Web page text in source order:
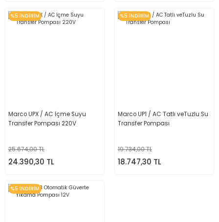
%5 İNDİRİM
Marco UPX / AC İçme Suyu
Transfer Pompası 220V
25.674,00 TL
24.390,30 TL
%5 İNDİRİM
Marco UP1 / AC Tatlı veTuzlu Su
Transfer Pompası
19.734,00 TL
18.747,30 TL
%5 İNDİRİM